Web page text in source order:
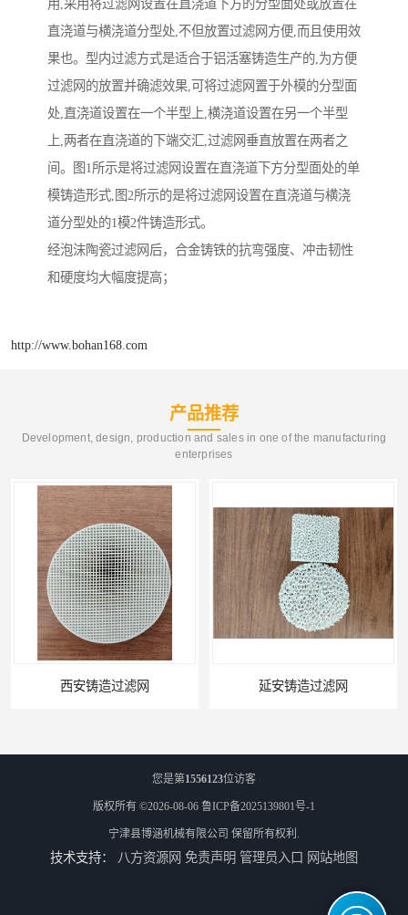
用,采用将过滤网设置在直浇道下方的分型面处或放置在
直浇道与横浇道分型处,不但放置过滤网方便,而且使用效
果也。型内过滤方式是适合于铝活塞铸造生产的,为方便
过滤网的放置并确滤效果,可将过滤网置于外模的分型面
处,直浇道设置在一个半型上,横浇道设置在另一个半型
上,两者在直浇道的下端交汇,过滤网垂直放置在两者之
间。图1所示是将过滤网设置在直浇道下方分型面处的单
模铸造形式,图2所示的是将过滤网设置在直浇道与横浇
道分型处的1模2件铸造形式。
经泡沫陶瓷过滤网后，合金铸铁的抗弯强度、冲击韧性
和硬度均大幅度提高；
http://www.bohan168.com
产品推荐
Development, design, production and sales in one of the manufacturing
enterprises
延安铸造过滤网
您是第1556123位访客
版权所有 ©2026-08-06 鲁ICP备2025139801号-1
宁津县博涵机械有限公司 保留所有权利.
技术支持： 八方资源网 免责声明 管理员入口 网站地图